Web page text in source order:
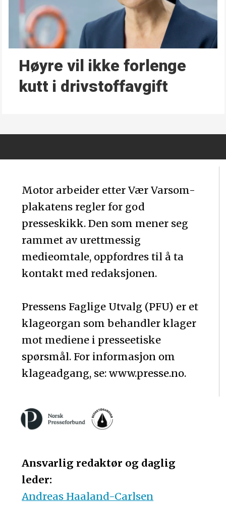
Høyre vil ikke forlenge
kutt i drivstoffavgift
Motor arbeider etter Vær Varsom-
plakatens regler for god
presseskikk. Den som mener seg
rammet av urettmessig
medieomtale, oppfordres til å ta
kontakt med redaksjonen.
Pressens Faglige Utvalg (PFU) er et
klageorgan som behandler klager
mot mediene i presseetiske
spørsmål. For informasjon om
klageadgang, se: www.presse.no.
Ansvarlig redaktør og daglig
leder:
Andreas Haaland-Carlsen